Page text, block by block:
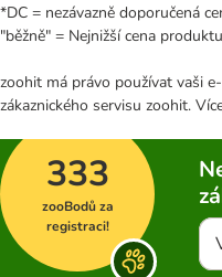
*DC = nezávazně doporučená
"běžně" = Nejnižší cena
zoohit má právo používat vaši
zákaznického servisu zoohit.
333
zooBodů za
registraci!